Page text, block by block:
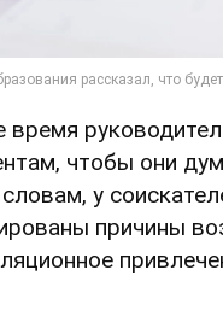
время
чтобы они
у
причины